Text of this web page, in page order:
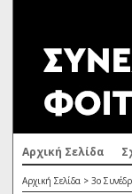
Αρχική Σελίδα
Αρχική Σελίδα > 3ο